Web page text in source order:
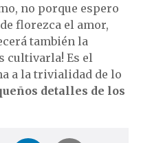
no porque espero
florezca el amor,
también la
cultivarla! Es el
a la trivialidad de lo
detalles de los